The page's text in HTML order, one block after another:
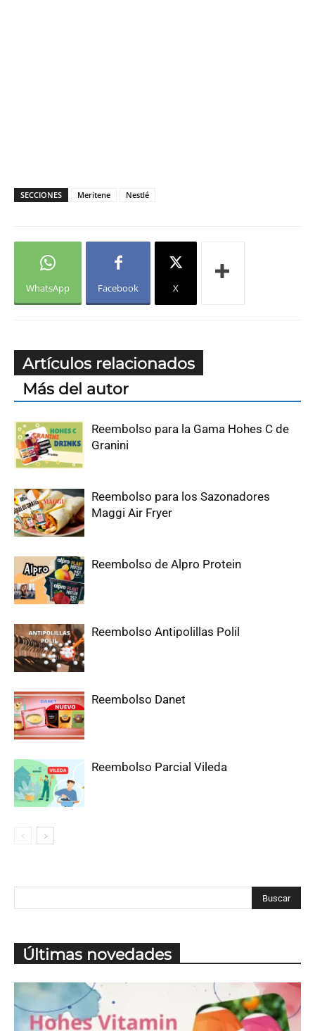
SECCIONES Meritene Nestlé
WhatsApp Facebook X
Artículos relacionados
Más del autor
Reembolso para la Gama Hohes C de
Granini
Reembolso para los Sazonadores
Maggi Air Fryer
Reembolso de Alpro Protein
Reembolso Antipolillas Polil
Reembolso Danet
Reembolso Parcial Vileda
Últimas novedades